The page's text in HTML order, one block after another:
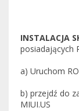
INSTALACJA
posiadających
a) Uruchom
b) przejdź do
MIUI.US